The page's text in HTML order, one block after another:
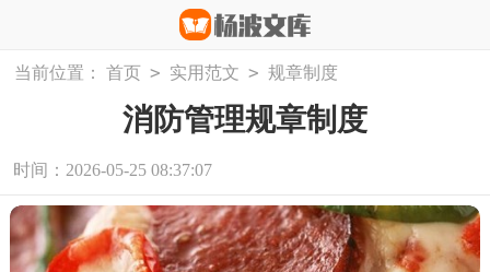
当前位置： 首页 > 实用范文 > 规章制度
消防管理规章制度
时间：2026-05-25 08:37:07